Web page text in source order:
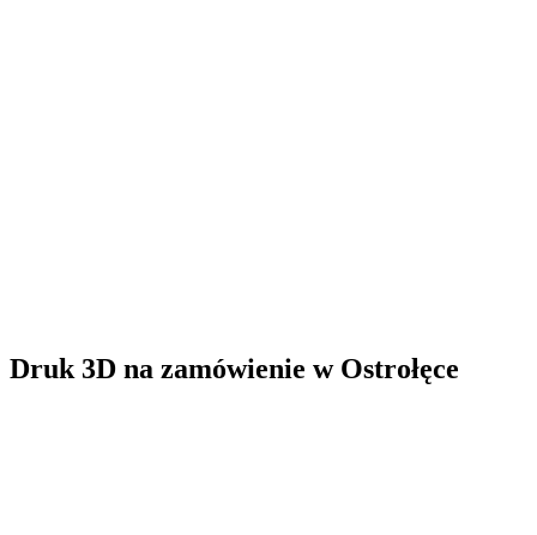
Druk 3D na zamówienie w Ostrołęce